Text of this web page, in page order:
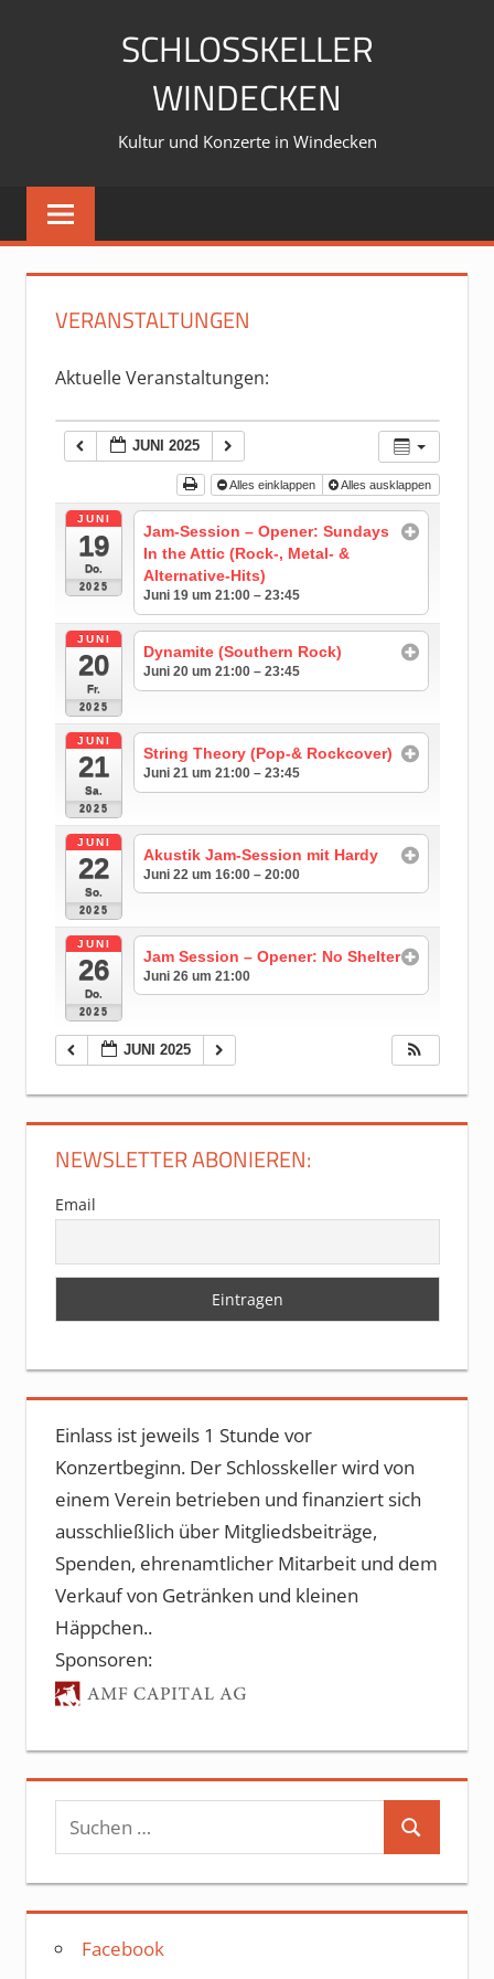
SCHLOSSKELLER
WINDECKEN
Kultur und Konzerte in Windecken
VERANSTALTUNGEN
Aktuelle Veranstaltungen:
JUNI 2025
Alles einklappen Alles ausklappen
JUNI
19
Do.
2025
Jam-Session – Opener: Sundays
In the Attic (Rock-, Metal- &
Alternative-Hits)
Juni 19 um 21:00 – 23:45
JUNI
20
Fr.
2025
Dynamite (Southern Rock)
Juni 20 um 21:00 – 23:45
JUNI
21
Sa.
2025
String Theory (Pop-& Rockcover)
Juni 21 um 21:00 – 23:45
JUNI
22
So.
2025
Akustik Jam-Session mit Hardy
Juni 22 um 16:00 – 20:00
JUNI
26
Do.
2025
Jam Session – Opener: No Shelter
Juni 26 um 21:00
JUNI 2025
NEWSLETTER ABONIEREN:
Email
Einlass ist jeweils 1 Stunde vor
Konzertbeginn. Der Schlosskeller wird von
einem Verein betrieben und finanziert sich
ausschließlich über Mitgliedsbeiträge,
Spenden, ehrenamtlicher Mitarbeit und dem
Verkauf von Getränken und kleinen
Häppchen..
Sponsoren:
Suchen
nach:
Suchen
Facebook